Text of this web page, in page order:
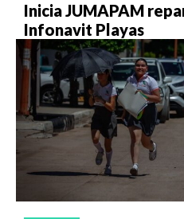
Inicia JUMAPAM
Infonavit Playas